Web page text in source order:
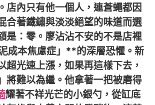
店內只有他一個人，連蒼蠅都因
合著鐵鏽與淡淡絕望的味道而選
是：零。廖沾沾不安的不是店裡
成本焦慮症」**的深層恐懼。新
超光速上漲，如果再這樣下去，
將難以為繼。他拿著一把被磨得
耀著不祥光芒的小銀勺，從缸底